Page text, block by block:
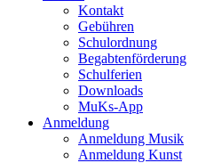
Kontakt
Gebühren
Schulordnung
Begabtenförderung
Schulferien
Downloads
MuKs-App
Anmeldung
Anmeldung Musik
Anmeldung Kunst